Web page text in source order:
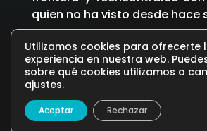
quien no ha visto desde hace
16 107 Drama
Utilizamos cookies para ofrecerte
experiencia en nuestra web.
sobre qué cookies utilizamos o
ajustes.
Aceptar Rechazar